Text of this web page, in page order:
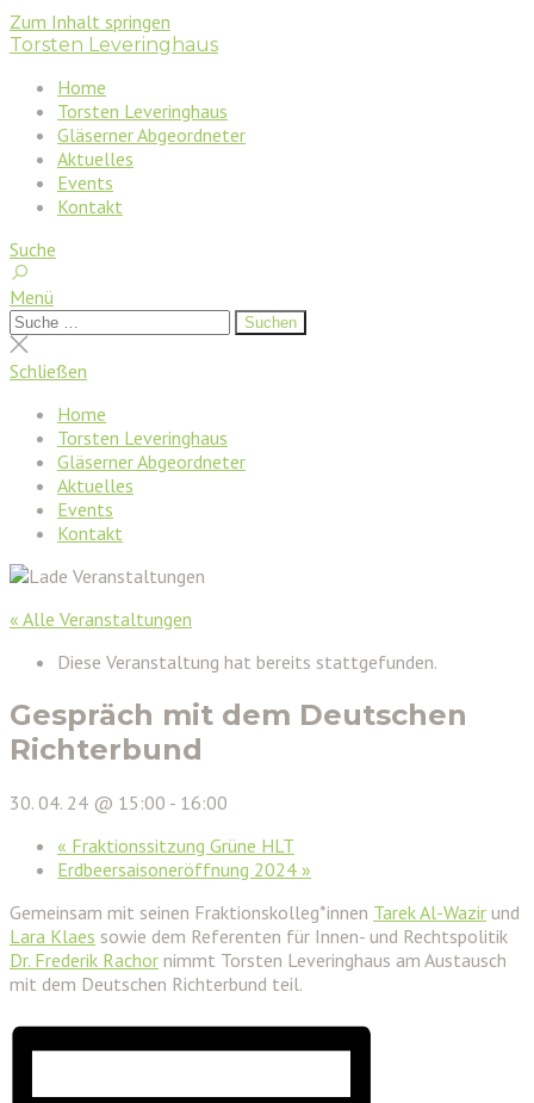
Zum Inhalt springen
Torsten Leveringhaus
Home
Torsten Leveringhaus
Gläserner Abgeordneter
Aktuelles
Events
Kontakt
Suche
Menü
Suchen
nach:
Suchen
Suche
schließen
Schließen
Home
Torsten Leveringhaus
Gläserner Abgeordneter
Aktuelles
Events
Kontakt
« Alle Veranstaltungen
Diese Veranstaltung hat bereits stattgefunden.
Gespräch mit dem Deutschen
Richterbund
30. 04. 24 @ 15:00 - 16:00
« Fraktionssitzung Grüne HLT
Erdbeersaisoneröffnung 2024 »
Gemeinsam mit seinen Fraktionskolleg*innen Tarek Al-Wazir und
Lara Klaes sowie dem Referenten für Innen- und Rechtspolitik
Dr. Frederik Rachor nimmt Torsten Leveringhaus am Austausch
mit dem Deutschen Richterbund teil.